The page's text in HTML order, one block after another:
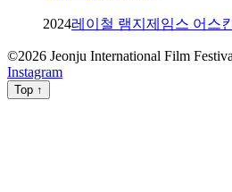
2024레이철 램지 제임스 어스
©2026 Jeonju International Film
Instagram
Top ↑